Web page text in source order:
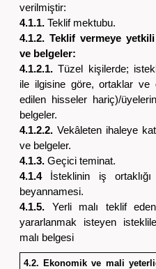
verilmiştir:
4.1.1. Teklif mektubu.
4.1.2. Teklif vermeye
ve belgeler:
4.1.2.1.Tüzel kişilerde;
ile ilgisine göre, ortaklar ve
edilen hisseler hariç)/
belgeler.
4.1.2.2. Vekâleten ihaleye
ve belgeler.
4.1.3. Geçici teminat.
4.1.4İsteklinin iş ortaklığı
beyannamesi.
4.1.5. Yerli malı teklif
yararlanmak isteyen
malı belgesi
4.2. Ekonomi k ve mali